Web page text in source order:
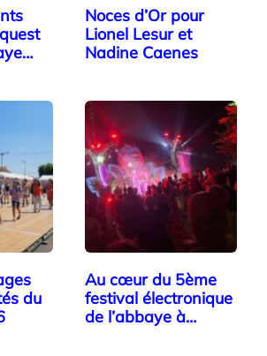
Noces d’Or pour
Lionel Lesur et
Nadine Caenes
du
Au cœur du 5ème
festival électronique
de l’abbaye à